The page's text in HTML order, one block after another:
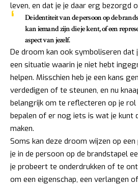
leven, en dat je je daar erg bezorgd
De identiteit van de persoon op de
kan iemand zijn die je kent, of een
aspect van jezelf.
De droom kan ook symboliseren
een situatie waarin je niet hebt
helpen. Misschien heb je een kans
verdedigen of te steunen, en nu
belangrijk om te reflecteren op je rol
bepalen of er nog iets is wat je kunt
maken.
Soms kan deze droom wijzen op
je in de persoon op de brandstapel
je probeert te onderdrukken of te
om een eigenschap, een verlangen